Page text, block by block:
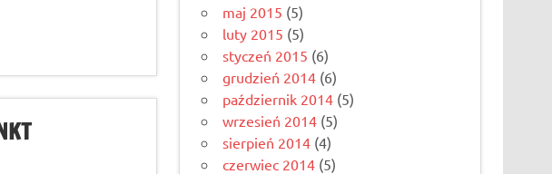
maj 2015 (5)
luty 2015 (5)
styczeń 2015 (6)
grudzień 2014 (6)
październik 2014 (5)
wrzesień 2014 (5)
sierpień 2014 (4)
czerwiec 2014 (5)